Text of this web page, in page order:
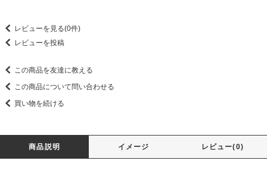
レビューを見る(0件)
レビューを投稿
この商品を友達に教える
この商品について問い合わせる
買い物を続ける
商品説明 イメージ レビュー(0)